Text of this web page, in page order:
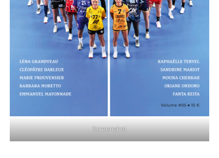
Screenshot